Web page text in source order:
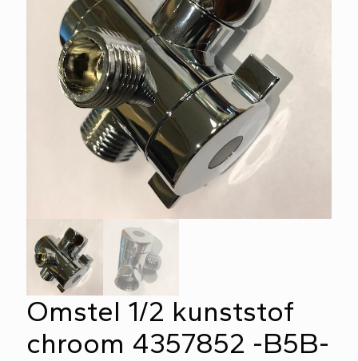
Omstel 1/2 kunststof
chroom 4357852 -B5B-